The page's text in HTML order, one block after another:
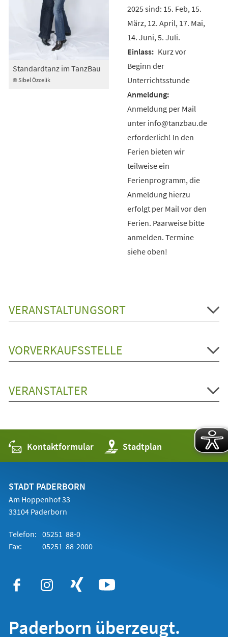
© Sibel Özcelik
Standardtanz im TanzBau
2025 sind: 15. Feb, 15.
März, 12. April, 17. Mai,
14. Juni, 5. Juli.
Kurz vor
Beginn der
Unterrichtsstunde
Anmeldung per Mail
unter info@tanzbau.de
erforderlich! In den
Ferien bieten wir
teilweise ein
Ferienprogramm, die
Anmeldung hierzu
erfolgt per Mail vor den
Ferien. Paarweise bitte
anmelden. Termine
siehe oben!
VERANSTALTUNGSORT
VORVERKAUFSSTELLE
VERANSTALTER
Kontaktformular Stadtplan
(Öffnet
in
einem
STADT PADERBORN
Am Hoppenhof 33
33104 Paderborn
Telefon: 05251 88-0
Fax:
05251 88-2000
Paderborn überzeugt.